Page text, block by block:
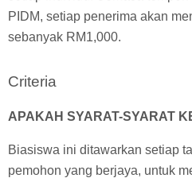
PIDM, setiap penerima akan
sebanyak RM1,000.
Criteria
APAKAH SYARAT-SYARAT
Biasiswa ini ditawarkan setiap
pemohon yang berjaya, untuk